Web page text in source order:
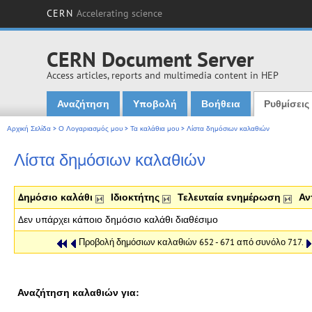
CERN Accelerating science
CERN Document Server
Access articles, reports and multimedia content in HEP
Main menu
Αναζήτηση Υποβολή Βοήθεια Ρυθμίσεις
Αρχική Σελίδα > Ο Λογαριασμός μου > Τα καλάθια μου > Λίστα δημόσιων καλαθιών
Λίστα δημόσιων καλαθιών
Δημόσιο καλάθι Ιδιοκτήτης Τελευταία ενημέρωση
Προβολή δημόσιων καλαθιών 652 - 671 από συνόλο 717.
Δεν υπάρχει κάποιο δημόσιο καλάθι διαθέσιμο
Αναζήτηση καλαθιών για: